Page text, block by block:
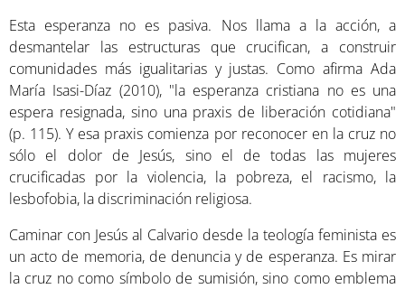
Esta esperanza no es pasiva. Nos llama a la acción, a
desmantelar las estructuras que crucifican, a construir
comunidades más igualitarias y justas. Como afirma Ada
María Isasi-Díaz (2010), "la esperanza cristiana no es una
espera resignada, sino una praxis de liberación cotidiana"
(p. 115). Y esa praxis comienza por reconocer en la cruz no
sólo el dolor de Jesús, sino el de todas las mujeres
crucificadas por la violencia, la pobreza, el racismo, la
lesbofobia, la discriminación religiosa.
Caminar con Jesús al Calvario desde la teología feminista es
un acto de memoria, de denuncia y de esperanza. Es mirar
la cruz no como símbolo de sumisión, sino como emblema